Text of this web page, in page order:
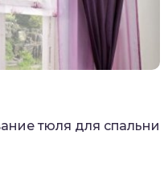
тюля для спальни